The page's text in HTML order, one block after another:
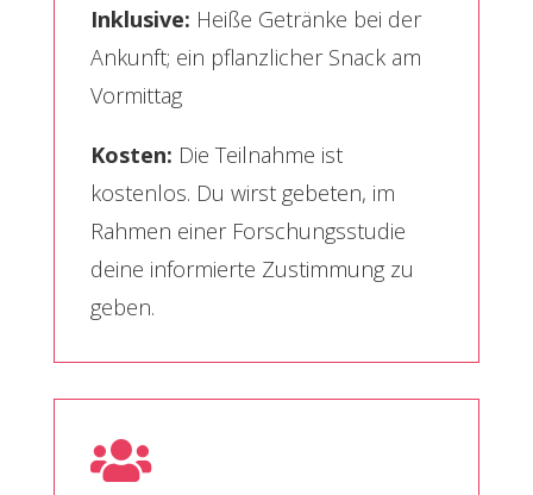
Inklusive: Heiße Getränke bei der
Ankunft; ein pflanzlicher Snack am
Vormittag
Kosten: Die Teilnahme ist
kostenlos. Du wirst gebeten, im
Rahmen einer Forschungsstudie
deine informierte Zustimmung zu
geben.
